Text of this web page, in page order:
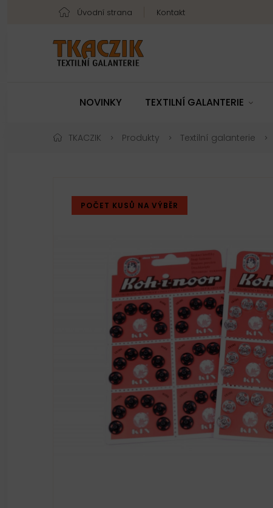
Úvodní strana Kontakt
NOVINKY TEXTILNÍ GALANTERIE
TKACZIK Produkty Textilní galanterie
POČET KUSŮ NA VÝBĚR